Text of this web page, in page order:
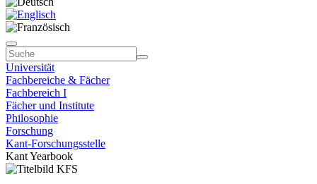
Universität
Fachbereiche & Fächer
Fachbereich I
Fächer und Institute
Philosophie
Forschung
Kant-Forschungsstelle
Kant Yearbook